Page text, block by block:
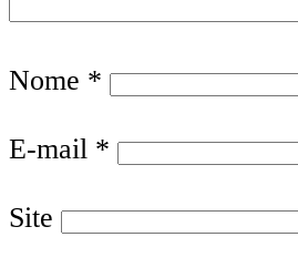
Nome *
E-mail *
Site